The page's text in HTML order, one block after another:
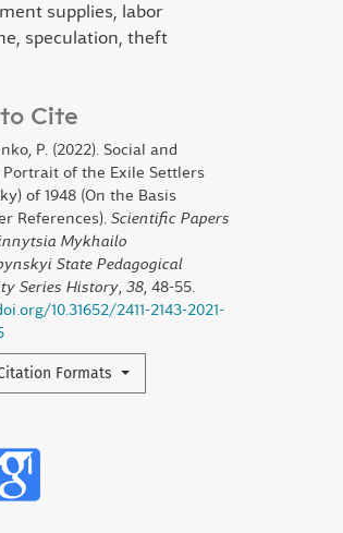
supplies, labor
speculation, theft
Cite
P. (2022). Social and
Portrait of the Exile Settlers
of 1948 (On the Basis
References). Scientific Papers
Mykhailo
State Pedagogical
Series History 38 , 48-55.
10.31652/2411-2143-2021-
Formats